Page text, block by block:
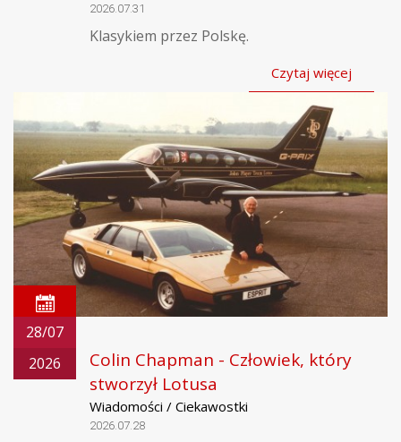
2026.07.31
Klasykiem przez Polskę.
Czytaj więcej
28/07
2026
Colin Chapman - Człowiek, który
stworzył Lotusa
Wiadomości / Ciekawostki
2026.07.28